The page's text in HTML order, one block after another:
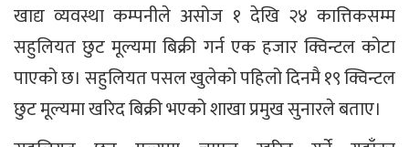
खाद्य व्यवस्था कम्पनीले असोज १ देखि २४ कात्तिकसम्म
सहुलियत छुट मूल्यमा बिक्री गर्न एक हजार क्विन्टल कोटा
पाएको छ। सहुलियत पसल खुलेको पहिलो दिनमै १९ क्विन्टल
छुट मूल्यमा खरिद बिक्री भएको शाखा प्रमुख सुनारले बताए।